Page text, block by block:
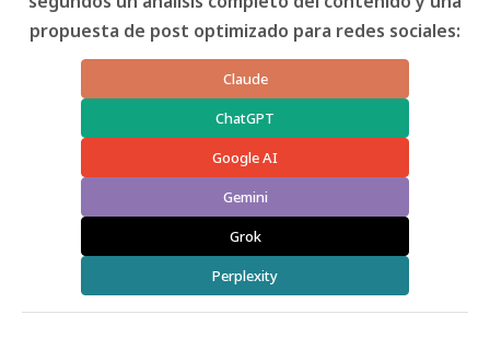
propuesta de post optimizado para redes sociales:
Claude
ChatGPT
Google AI
Gemini
Grok
Perplexity